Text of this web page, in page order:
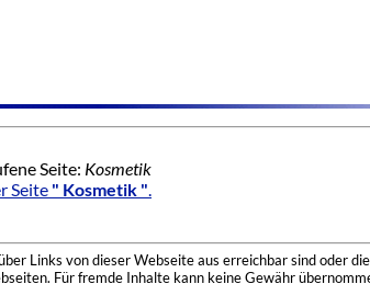
Seite: Kosmetik
Seite " Kosmetik "
Links von dieser Webseite aus erreichbar sind oder
Für fremde Inhalte kann keine Gewähr